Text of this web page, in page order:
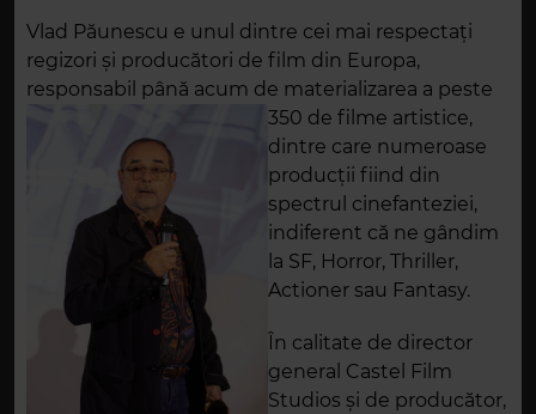
Vlad Păunescu e unul dintre cei mai respectați
regizori și producători de film din Europa,
responsabil până acum de materializarea a peste
350 de filme artistice,
dintre care numeroase
producţii fiind din
spectrul cinefanteziei,
indiferent că ne gândim
la SF, Horror, Thriller,
Actioner sau Fantasy.
În calitate de director
general Castel Film
Studios şi de producător,